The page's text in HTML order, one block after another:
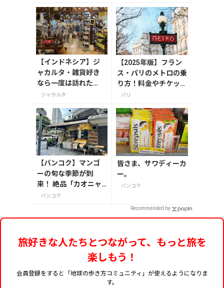
【インドネシア】ジ
ャカルタ・雑貨好き
なら一度は訪れた
い！インドネシアの
c Mart」
ジャカルタ
【2025年版】フラン
ス・パリのメトロの乗
り方！料金やチケット
の種類、注意点を解説
パリ
【バンコク】マンゴ
ーの旬な季節が到
来！ 絶品「カオニャ
オ・マムアン」の専
バンコク
皆さま、サワディーカ
ー。
バンコク
Recommended by
旅好きな人たちとつながって、もっと旅を
楽しもう！
会員登録をすると「地球の歩き方コミュニティ」が使えるようになりま
す。